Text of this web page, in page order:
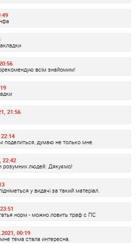
всім знайомим!
21:56
поделиться, думаю не только мне.
22:42
розумних людей. Дякуємо!
у видачі за такий матеріал.
норм - можно ловить траф с ПС
00:19
тема стала интересна.